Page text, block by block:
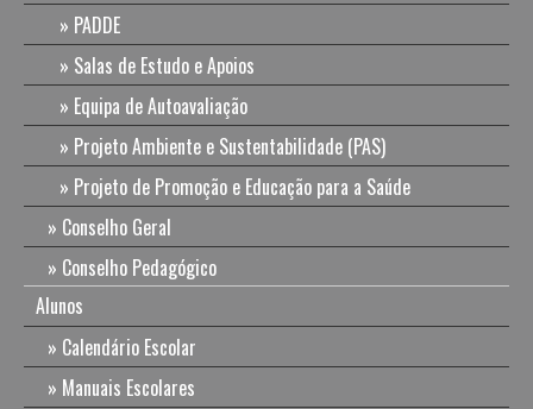
PADDE
Salas de Estudo e Apoios
Equipa de Autoavaliação
Projeto Ambiente e Sustentabilidade (PAS)
Projeto de Promoção e Educação para a Saúde
Conselho Geral
Conselho Pedagógico
Alunos
Calendário Escolar
Manuais Escolares